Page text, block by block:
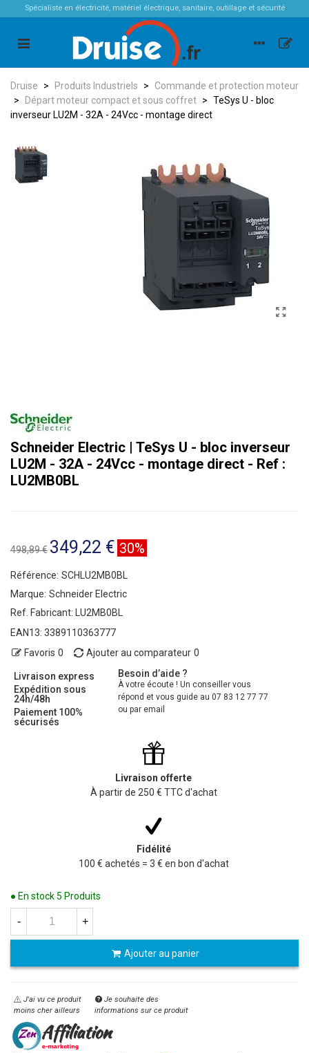
Spécialiste en électricité, matériel électrique, sanitaire, outillage et sécurité
Druise > Produits Industriels >
Commande et protection moteur
>
Départ moteur compact et sous coffret > TeSys U - bloc
inverseur LU2M - 32A - 24Vcc - montage direct
Schneider Electric | TeSys U - bloc inverseur
LU2M - 32A - 24Vcc - montage direct - Ref :
LU2MB0BL
498,89 € 349,22 € 30%
Référence: SCHLU2MB0BL
Marque: Schneider Electric
Ref. Fabricant:
LU2MB0BL
EAN13: 3389110363777
Favoris 0 Ajouter au comparateur 0
Livraison express
Expédition sous
24h/48h
Paiement 100%
sécurisés
Besoin d’aide ?
À votre écoute ! Un conseiller vous
répond et vous guide au 07 83 12 77 77
ou par email
Livraison offerte
À partir de 250 € TTC d'achat
Fidélité
100 € achetés = 3 € en bon d'achat
● En stock5 Produits
- +
Ajouter au panier
J'ai vu ce produit
moins cher ailleurs
Je souhaite des
informations sur ce produit